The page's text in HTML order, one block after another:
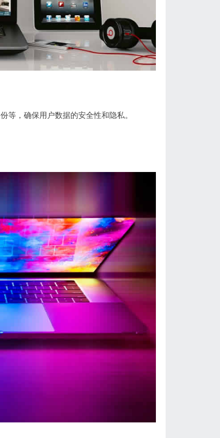
等，确保用户数据的安全性和隐私。